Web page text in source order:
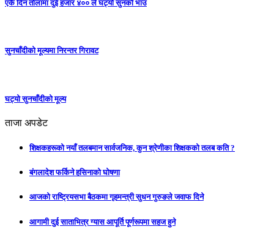
एकै दिन तोलामा दुई हजार ४०० ले घट्यो सुनको भाउ
सुनचाँदीको मूल्यमा निरन्तर गिरावट
घट्यो सुनचाँदीको मूल्य
ताजा अपडेट
शिक्षकहरूको नयाँ तलबमान सार्वजनिक, कुन श्रेणीका शिक्षकको तलब कति ?
बंगलादेश फर्किने हसिनाको घोषणा
आजको राष्ट्रियसभा बैठकमा गृहमन्त्री सुधन गुरुङले जवाफ दिने
आगामी दुई साताभित्र ग्यास आपूर्ति पूर्णरूपमा सहज हुने